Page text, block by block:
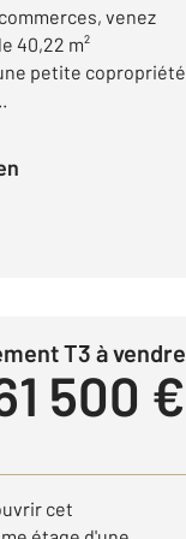
venez
40,22 m²
petite copropriété
T3 à vendre
61 500 €
cet